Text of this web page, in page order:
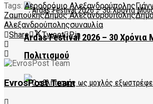
Ardas Festival 2026 – 30 Χρόνια
Πολιτισμού
Tags: Αεροδρόμιο Αλεξανδρούπολης
ΖαμπούκηςΔήμος Αλεξανδρούπολης
Αλεξανδρούποληςσυναυλία
Share
Tweet Pin
EvrosPost Team